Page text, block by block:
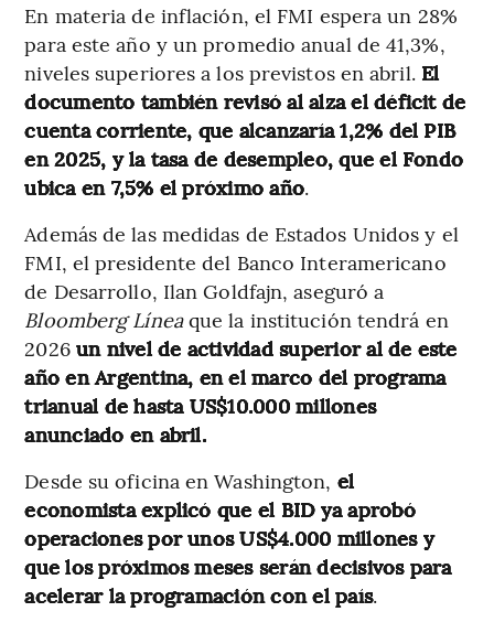
En materia de inflación, el FMI espera un 28%
para este año y un promedio anual de 41,3%,
niveles superiores a los previstos en abril. El
documento también revisó al alza el déficit de
cuenta corriente, que alcanzaría 1,2% del PIB
en 2025, y la tasa de desempleo, que el Fondo
ubica en 7,5% el próximo año.
Además de las medidas de Estados Unidos y el
FMI, el presidente del Banco Interamericano
de Desarrollo, Ilan Goldfajn, aseguró a
Bloomberg Líneaque la institución tendrá en
2026 un nivel de actividad superior al de este
año en Argentina, en el marco del programa
trianual de hasta US$10.000 millones
anunciado en abril.
Desde su oficina en Washington, el
economista explicó que el BID ya aprobó
operaciones por unos US$4.000 millones y
que los próximos meses serán decisivos para
acelerar la programación con el país.